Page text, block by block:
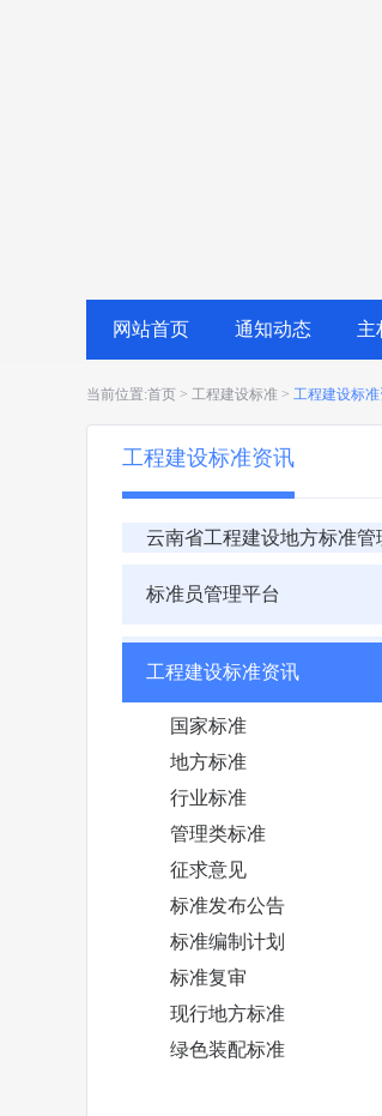
网站首页 通知动态 主
当前位置:首页 > 工程建设标准 > 工程建设标
工程建设标准资讯
云南省工程建设地方标准管
标准员管理平台
工程建设标准资讯
国家标准
地方标准
行业标准
管理类标准
征求意见
标准发布公告
标准编制计划
标准复审
现行地方标准
绿色装配标准